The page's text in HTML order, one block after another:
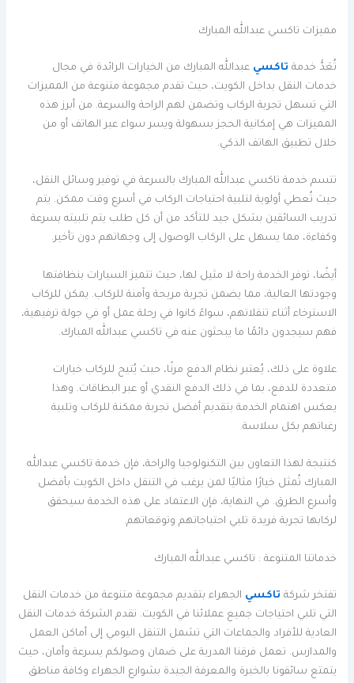
مميزات تاكسي عبدالله المبارك
تُعَدُّ خدمة تاكسيعبدالله المبارك من الخيارات الرائدة في مجال
خدمات النقل بداخل الكويت، حيث تقدم مجموعة متنوعة من المميزات
التي تسهل تجربة الركاب وتضمن لهم الراحة والسرعة. من أبرز هذه
المميزات هي إمكانية الحجز بسهولة ويسر سواء عبر الهاتف أو من
خلال تطبيق الهاتف الذكي.
تتسم خدمة تاكسي عبدالله المبارك بالسرعة في توفير وسائل النقل،
حيث تُعطي أولوية لتلبية احتياجات الركاب في أسرع وقت ممكن. يتم
تدريب السائقين بشكل جيد للتأكد من أن كل طلب يتم تلبيته بسرعة
وكفاءة، مما يسهل على الركاب الوصول إلى وجهاتهم دون تأخير.
أيضًا، توفر الخدمة راحة لا مثيل لها، حيث تتميز السيارات بنظافتها
وجودتها العالية، مما يضمن تجربة مريحة وآمنة للركاب. يمكن للركاب
الاسترخاء أثناء تنقلاتهم، سواءً كانوا في رحلة عمل أو في جولة ترفيهية،
فهم سيجدون دائمًا ما يبحثون عنه في تاكسي عبدالله المبارك.
علاوة على ذلك، يُعتبر نظام الدفع مرنًا، حيث يُتيح للركاب خيارات
متعددة للدفع، بما في ذلك الدفع النقدي أو عبر البطاقات. وهذا
يعكس اهتمام الخدمة بتقديم أفضل تجربة ممكنة للركاب وتلبية
رغباتهم بكل سلاسة.
كنتيجة لهذا التعاون بين التكنولوجيا والراحة، فإن خدمة تاكسي عبدالله
المبارك تُمثل خيارًا مثاليًا لمن يرغب في التنقل داخل الكويت بأفضل
وأسرع الطرق. في النهاية، فإن الاعتماد على هذه الخدمة سيحقق
لركابها تجربة فريدة تلبي احتياجاتهم وتوقعاتهم.
خدماتنا المتنوعة : تاكسي عبدالله المبارك
تفتخر شركة تاكسيالجهراء بتقديم مجموعة متنوعة من خدمات النقل
التي تلبي احتياجات جميع عملائنا في الكويت. تقدم الشركة خدمات النقل
العادية للأفراد والجماعات التي تشمل التنقل اليومي إلى أماكن العمل
والمدارس. تعمل فرقنا المدربة على ضمان وصولكم بسرعة وأمان، حيث
يتمتع سائقونا بالخبرة والمعرفة الجيدة بشوارع الجهراء وكافة مناطق